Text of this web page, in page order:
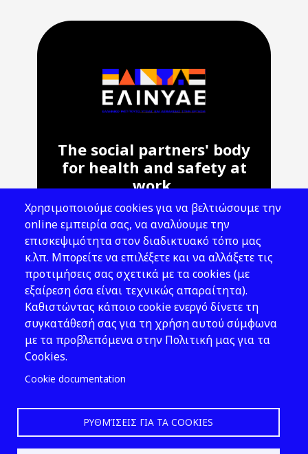
The social partners' body
for health and safety at
work.
Address: 143 Liosion & 6 Thirsiou, 104
45, Athens
T: 210 82 00 100
e: info@elinyae.gr
Follow Us
Χρησιμοποιούμε cookies για να βελτιώσουμε την
online εμπειρία σας, να αναλύουμε την
επισκεψιμότητα στον διαδικτυακό τόπο μας
κ.λπ. Μπορείτε να επιλέξετε και να αλλάξετε τις
προτιμήσεις σας σχετικά με τα cookies (με
εξαίρεση όσα είναι τεχνικώς απαραίτητα).
Καθιστώντας κάποιο cookie ενεργό δίνετε τη
συγκατάθεσή σας για τη χρήση αυτού σύμφωνα
με τα προβλεπόμενα στην Πολιτική μας για τα
Cookies.
Cookie documentation
ΡΥΘΜΊΣΕΙΣ ΓΙΑ ΤΑ COOKIES